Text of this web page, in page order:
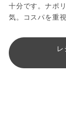
十分です。ナポ
気。コスパを重